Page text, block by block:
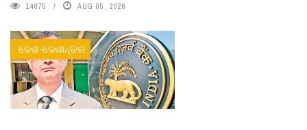
14875 AUG 05, 2026
ଦେଶ-ଦେଶାନ୍ତର